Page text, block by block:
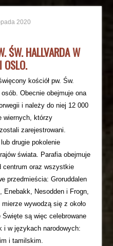
2020
ŚW. HALLVARDA W
OSLO.
kościół pw. Św.
Obecnie obejmuje ona
i należy do niej 12 000
wiernych, którzy
zarejestrowani.
drugie pokolenie
świata. Parafia obejmuje
centrum oraz wszystkie
przedmieścia: Groruddalen
Enebakk, Nesodden i Frogn,
wywodzą się z około
są więc celebrowane
i w językach narodowych:
i tamilskim.